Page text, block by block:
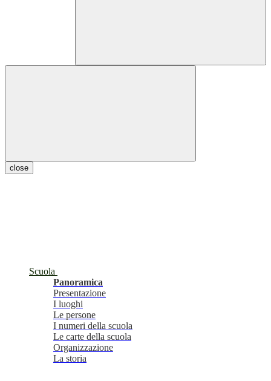
close
Scuola
Panoramica
Presentazione
I luoghi
Le persone
I numeri della scuola
Le carte della scuola
Organizzazione
La storia